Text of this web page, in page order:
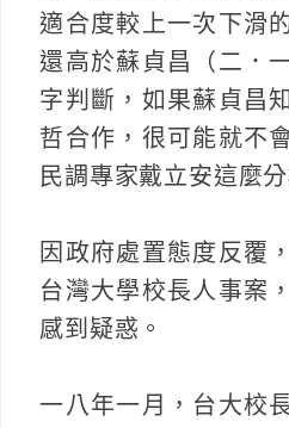
適合度較上一次下滑
還高於蘇貞昌（二．
字判斷，如果蘇貞昌
哲合作，很可能就不
民調專家戴立安這麼分
因政府處置態度反覆
台灣大學校長人事案
感到疑惑。
一八年一月，台大校